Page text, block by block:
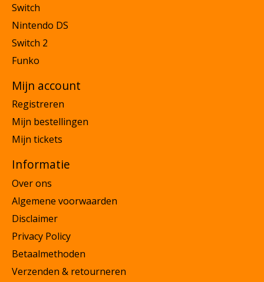
Switch
Nintendo DS
Switch 2
Funko
Mijn account
Registreren
Mijn bestellingen
Mijn tickets
Informatie
Over ons
Algemene voorwaarden
Disclaimer
Privacy Policy
Betaalmethoden
Verzenden & retourneren